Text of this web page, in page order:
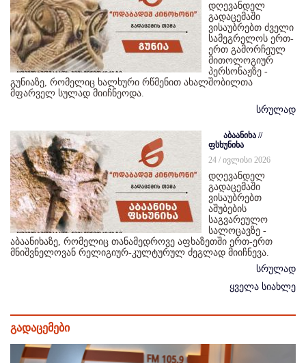
დღევანდელ
გადაცემაში
ვისაუბრებთ ძველი
სამეგრელოს ერთ-
ერთ გამორჩეულ
მითოლოგიურ
პერსონაჟზე -
გუნიაზე, რომელიც ხალხური რწმენით ახალშობილთა
მფარველ სულად მიიჩნეოდა.
სრულად
აბაანიხა //
ფსხუნიხა
24 / ივლისი 2026
დღევანდელ
გადაცემაში
ვისაუბრებთ
აშუბების
საგვარეულო
სალოცავზე -
აბაანიხაზე, რომელიც თანამედროვე აფხაზეთში ერთ-ერთ
მნიშვნელოვან რელიგიურ-კულტურულ ძეგლად მიიჩნევა.
სრულად
ყველა სიახლე
გადაცემები